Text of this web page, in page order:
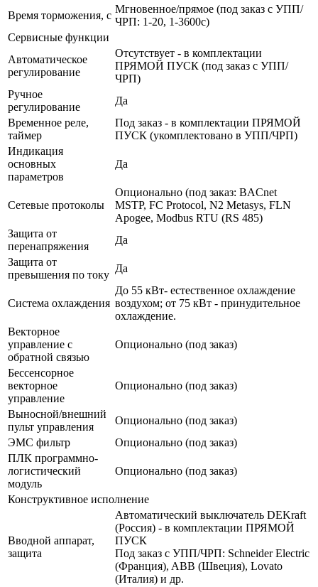
Время торможения, с
Мгновенное/прямое (под заказ с УПП/
ЧРП: 1-20, 1-3600с)
Сервисные функции
Автоматическое
регулирование
Отсутствует - в комплектации
ПРЯМОЙ ПУСК (под заказ с УПП/
ЧРП)
Ручное
регулирование
Да
Временное реле,
таймер
Под заказ - в комплектации ПРЯМОЙ
ПУСК (укомплектовано в УПП/ЧРП)
Индикация
основных
параметров
Да
Сетевые протоколы
Опционально (под заказ: BACnet
MSTP, FC Protocol, N2 Metasys, FLN
Apogee, Modbus RTU (RS 485)
Защита от
перенапряжения
Да
Защита от
превышения по току
Да
Система охлаждения
До 55 кВт- естественное охлаждение
воздухом; от 75 кВт - принудительное
охлаждение.
Векторное
управление с
обратной связью
Опционально (под заказ)
Бессенсорное
векторное
управление
Опционально (под заказ)
Выносной/внешний
пульт управления
Опционально (под заказ)
ЭМС фильтр
Опционально (под заказ)
ПЛК программно-
логистический
модуль
Опционально (под заказ)
Конструктивное исполнение
Вводной аппарат,
защита
Автоматический выключатель DEKraft
(Россия) - в комплектации ПРЯМОЙ
ПУСК
Под заказ с УПП/ЧРП: Schneider Electric
(Франция), ABB (Швеция), Lovato
(Италия) и др.